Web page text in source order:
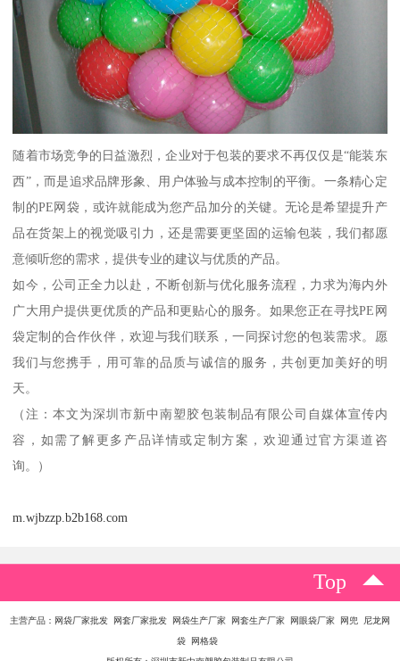
随着市场竞争的日益激烈，企业对于包装的要求不再仅仅是“能装东
西”，而是追求品牌形象、用户体验与成本控制的平衡。一条精心定
制的PE网袋，或许就能成为您产品加分的关键。无论是希望提升产
品在货架上的视觉吸引力，还是需要更坚固的运输包装，我们都愿
意倾听您的需求，提供专业的建议与优质的产品。
如今，公司正全力以赴，不断创新与优化服务流程，力求为海内外
广大用户提供更优质的产品和更贴心的服务。如果您正在寻找PE网
袋定制的合作伙伴，欢迎与我们联系，一同探讨您的包装需求。愿
我们与您携手，用可靠的品质与诚信的服务，共创更加美好的明
天。
（注：本文为深圳市新中南塑胶包装制品有限公司自媒体宣传内
容，如需了解更多产品详情或定制方案，欢迎通过官方渠道咨
询。）
m.wjbzzp.b2b168.com
Top
主营产品：网袋厂家批发 网套厂家批发 网袋生产厂家 网套生产厂家 网眼袋厂家 网兜 尼龙网
袋 网格袋